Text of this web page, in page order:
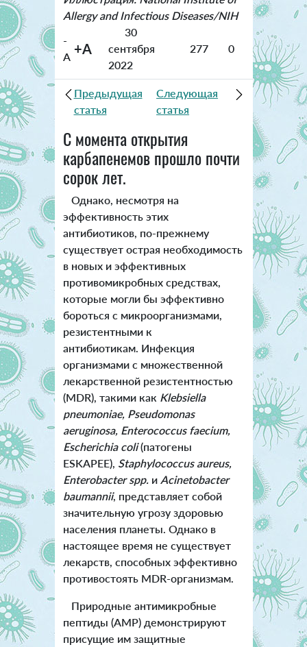
Allergy and Infectious Diseases/NIH
-
A +A
30
сентября
2022
277 0
Предыдущая
статья
Следующая
статья
С момента открытия
карбапенемов прошло почти
сорок лет.
Однако, несмотря на
эффективность этих
антибиотиков, по-прежнему
существует острая необходимость
в новых и эффективных
противомикробных средствах,
которые могли бы эффективно
бороться с микроорганизмами,
резистентными к
антибиотикам. Инфекция
организмами с множественной
лекарственной резистентностью
(MDR), такими как Klebsiella
pneumoniae, Pseudomonas
aeruginosa, Enterococcus faecium,
Escherichia coli(патогены
ESKAPEE), Staphylococcus aureus,
Enterobacter spp.и Acinetobacter
baumannii, представляет собой
значительную угрозу здоровью
населения планеты. Однако в
настоящее время не существует
лекарств, способных эффективно
противостоять МDR-организмам.
Природные антимикробные
пептиды (AMP) демонстрируют
присущие им защитные